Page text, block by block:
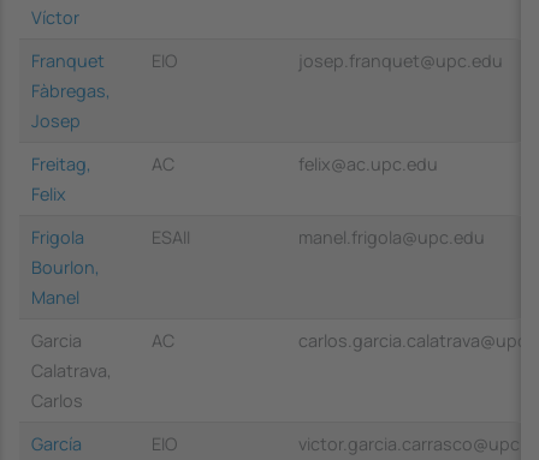
Víctor
Franquet
Fàbregas,
Josep
EIO josep.franquet@upc.edu
Freitag,
Felix
AC felix@ac.upc.edu
Frigola
Bourlon,
Manel
ESAII manel.frigola@upc.edu
Garcia
Calatrava,
Carlos
AC
García
EIO